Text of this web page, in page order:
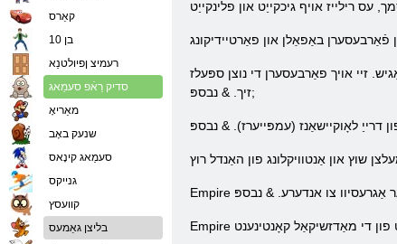
זיי אויך פאַרבעסערן די נוצן ספּעלז
זיך. & נבספּ;
קאַרס
בן 10
רעמיצ ןפיולטנַא
סדיק רַאֿפ סעמַאג
מאַריאָ
שנעק באָב
סעמַאג קינָאס
גנייקס
קוועסץ
בליצן גאַמעס